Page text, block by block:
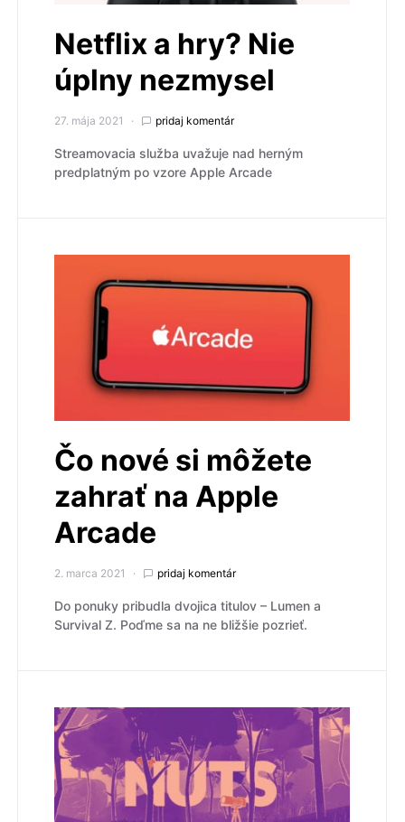
Netflix a hry? Nie
úplny nezmysel
27. mája 2021 pridaj komentár
Streamovacia služba uvažuje nad herným
predplatným po vzore Apple Arcade
Čo nové si môžete
zahrať na Apple
Arcade
2. marca 2021 pridaj komentár
Do ponuky pribudla dvojica titulov – Lumen a
Survival Z. Poďme sa na ne bližšie pozrieť.